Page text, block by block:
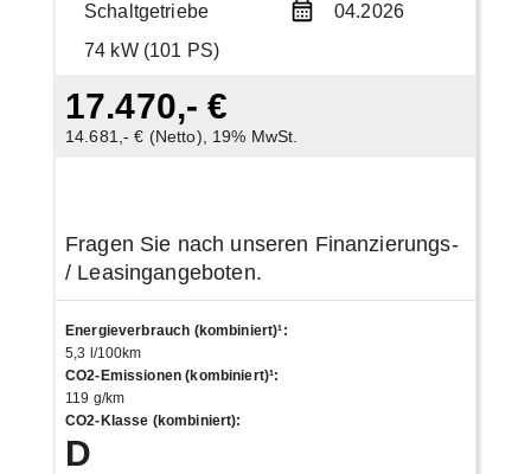
Schaltgetriebe
04.2026
74 kW (101 PS)
17.470,- €
14.681,- € (Netto), 19% MwSt.
Fragen Sie nach unseren Finanzierungs-
/ Leasingangeboten.
Energieverbrauch (kombiniert)¹:
5,3 l/100km
CO2-Emissionen (kombiniert)¹:
119 g/km
CO2-Klasse (kombiniert):
D